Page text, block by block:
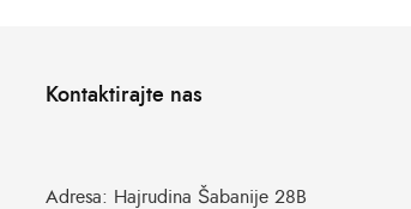
Kontaktirajte nas
Adresa: Hajrudina Šabanije 28B